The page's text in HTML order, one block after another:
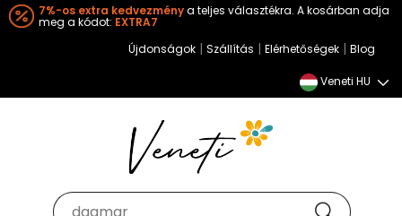
7%-os extra kedvezménya teljes választékra. A kosárban adja
meg a kódot: EXTRA7
Újdonságok | Szállítás | Elérhetőségek | Blog
Veneti HU